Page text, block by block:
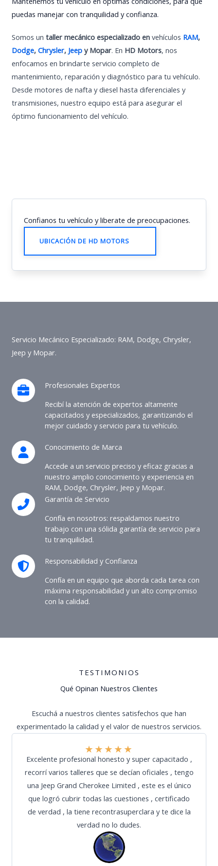
puedas manejar con tranquilidad y confianza.
Somos un taller mecánico especializado en vehículos RAM,
Dodge, Chrysler, Jeep y Mopar. En HD Motors, nos
enfocamos en brindarte servicio completo de
mantenimiento, reparación y diagnóstico para tu vehículo.
Desde motores de nafta y diesel hasta diferenciales y
transmisiones, nuestro equipo está para asegurar el
óptimo funcionamiento del vehículo.
Confianos tu vehículo y liberate de preocupaciones.
UBICACIÓN DE HD MOTORS
Servicio Mecánico Especializado: RAM, Dodge, Chrysler,
Jeep y Mopar.
Profesionales Expertos
Recibí la atención de expertos altamente
capacitados y especializados, garantizando el
mejor cuidado y servicio para tu vehículo.
Conocimiento de Marca
Accede a un servicio preciso y eficaz gracias a
nuestro amplio conocimiento y experiencia en
RAM, Dodge, Chrysler, Jeep y Mopar.
Garantía de Servicio
Confía en nosotros: respaldamos nuestro
trabajo con una sólida garantía de servicio para
tu tranquilidad.
Responsabilidad y Confianza
Confía en un equipo que aborda cada tarea con
máxima responsabilidad y un alto compromiso
con la calidad.
TESTIMONIOS
Qué Opinan Nuestros Clientes
Escuchá a nuestros clientes satisfechos que han
experimentado la calidad y el valor de nuestros servicios.
★★★★★
Excelente profesional honesto y super capacitado ,
recorrí varios talleres que se decían oficiales , tengo
una Jeep Grand Cherokee Limited , este es el único
que logró cubrir todas las cuestiones , certificado
de verdad , la tiene recontrasuperclara y te dice la
verdad no lo dudes.